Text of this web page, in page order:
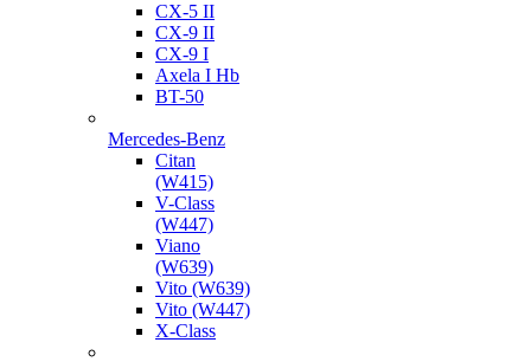
CX-5 II
CX-9 II
CX-9 I
Axela I Hb
BT-50
Mercedes-Benz
Citan
(W415)
V-Class
(W447)
Viano
(W639)
Vito (W639)
Vito (W447)
X-Class